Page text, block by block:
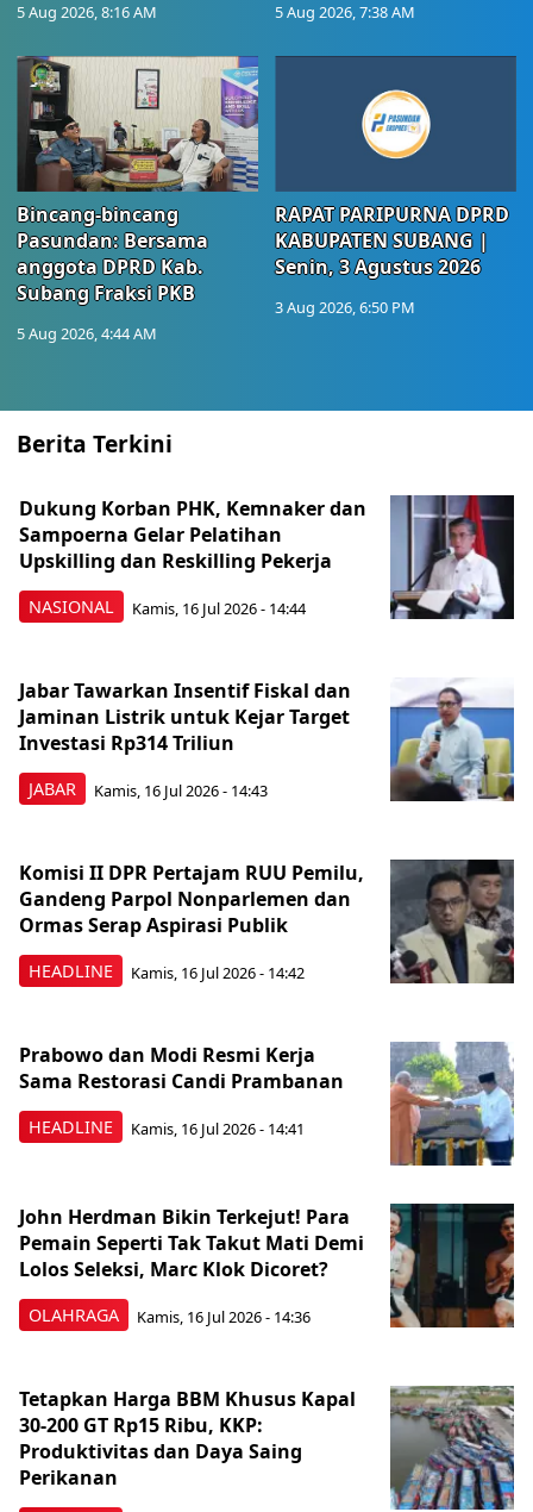
5 Aug 2026, 8:16 AM 5 Aug 2026, 7:38 AM
Bincang-bincang
Pasundan: Bersama
anggota DPRD Kab.
Subang Fraksi PKB
5 Aug 2026, 4:44 AM
RAPAT PARIPURNA DPRD
KABUPATEN SUBANG |
Senin, 3 Agustus 2026
3 Aug 2026, 6:50 PM
Berita Terkini
NASIONAL
Dukung Korban PHK, Kemnaker dan
Sampoerna Gelar Pelatihan
Upskilling dan Reskilling Pekerja
Kamis, 16 Jul 2026 - 14:44
JABAR
Jabar Tawarkan Insentif Fiskal dan
Jaminan Listrik untuk Kejar Target
Investasi Rp314 Triliun
Kamis, 16 Jul 2026 - 14:43
HEADLINE
Komisi II DPR Pertajam RUU Pemilu,
Gandeng Parpol Nonparlemen dan
Ormas Serap Aspirasi Publik
Kamis, 16 Jul 2026 - 14:42
HEADLINE
Prabowo dan Modi Resmi Kerja
Sama Restorasi Candi Prambanan
Kamis, 16 Jul 2026 - 14:41
OLAHRAGA
John Herdman Bikin Terkejut! Para
Pemain Seperti Tak Takut Mati Demi
Lolos Seleksi, Marc Klok Dicoret?
Kamis, 16 Jul 2026 - 14:36
Tetapkan Harga BBM Khusus Kapal
30-200 GT Rp15 Ribu, KKP:
Produktivitas dan Daya Saing
Perikanan